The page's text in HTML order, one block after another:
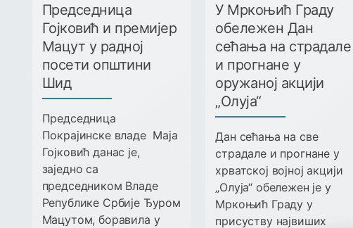
Председница
Гојковић и премијер
Мацут у радној
посети општини
Шид
Председница
Покрајинске владе Маја
Гојковић данас је,
заједно са
председником Владе
Републике Србије Ђуром
Мацутом, боравила у
У Мркоњић Граду
обележен Дан
сећања на страдале
и прогнане у
оружаној акцији
„Олуја“
Дан сећања на све
страдале и прогнане у
хрватској војној акцији
„Олуја“ обележен је у
Мркоњић Граду у
присуству највиших